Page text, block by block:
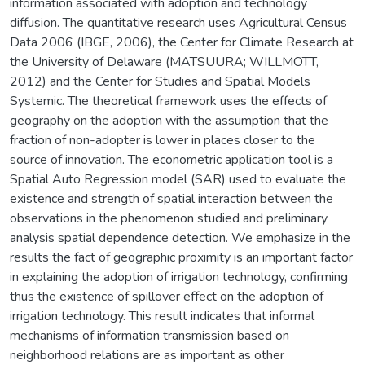
diffusion. The quantitative research uses Agricultural Census
Data 2006 (IBGE, 2006), the Center for Climate Research at
the University of Delaware (MATSUURA; WILLMOTT,
2012) and the Center for Studies and Spatial Models
Systemic. The theoretical framework uses the effects of
geography on the adoption with the assumption that the
fraction of non-adopter is lower in places closer to the
source of innovation. The econometric application tool is a
Spatial Auto Regression model (SAR) used to evaluate the
existence and strength of spatial interaction between the
observations in the phenomenon studied and preliminary
analysis spatial dependence detection. We emphasize in the
results the fact of geographic proximity is an important factor
in explaining the adoption of irrigation technology, confirming
thus the existence of spillover effect on the adoption of
irrigation technology. This result indicates that informal
mechanisms of information transmission based on
neighborhood relations are as important as other